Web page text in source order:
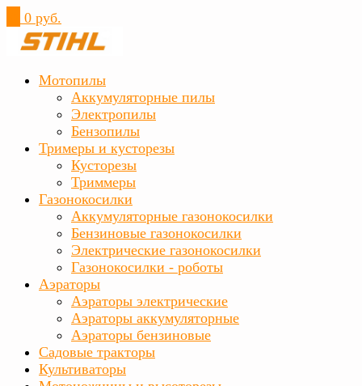
0 руб.
Мотопилы
Аккумуляторные пилы
Электропилы
Бензопилы
Тримеры и кусторезы
Кусторезы
Триммеры
Газонокосилки
Аккумуляторные газонокосилки
Бензиновые газонокосилки
Электрические газонокосилки
Газонокосилки - роботы
Аэраторы
Аэраторы электрические
Аэраторы аккумуляторные
Аэраторы бензиновые
Садовые тракторы
Культиваторы